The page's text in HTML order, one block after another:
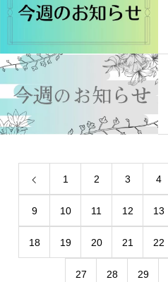
1 2 3 4
9 10 11 12 13
18 19 20 21 22
27 28 29